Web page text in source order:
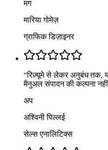
मग
मारिया गोमेज़
ग्राफिक डिज़ाइनर
“रिज़्यूमे से लेकर अनुबंध तक,
मैनुअल संपादन की कल्पना
अप
अश्विनी पिल्लई
सेल्स एनालिटिक्स